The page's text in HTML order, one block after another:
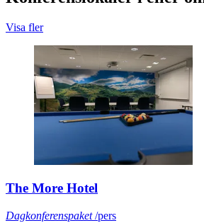
Visa fler
The More Hotel
Dagkonferenspaket/pers